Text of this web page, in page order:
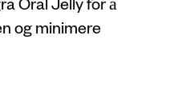
og minimere